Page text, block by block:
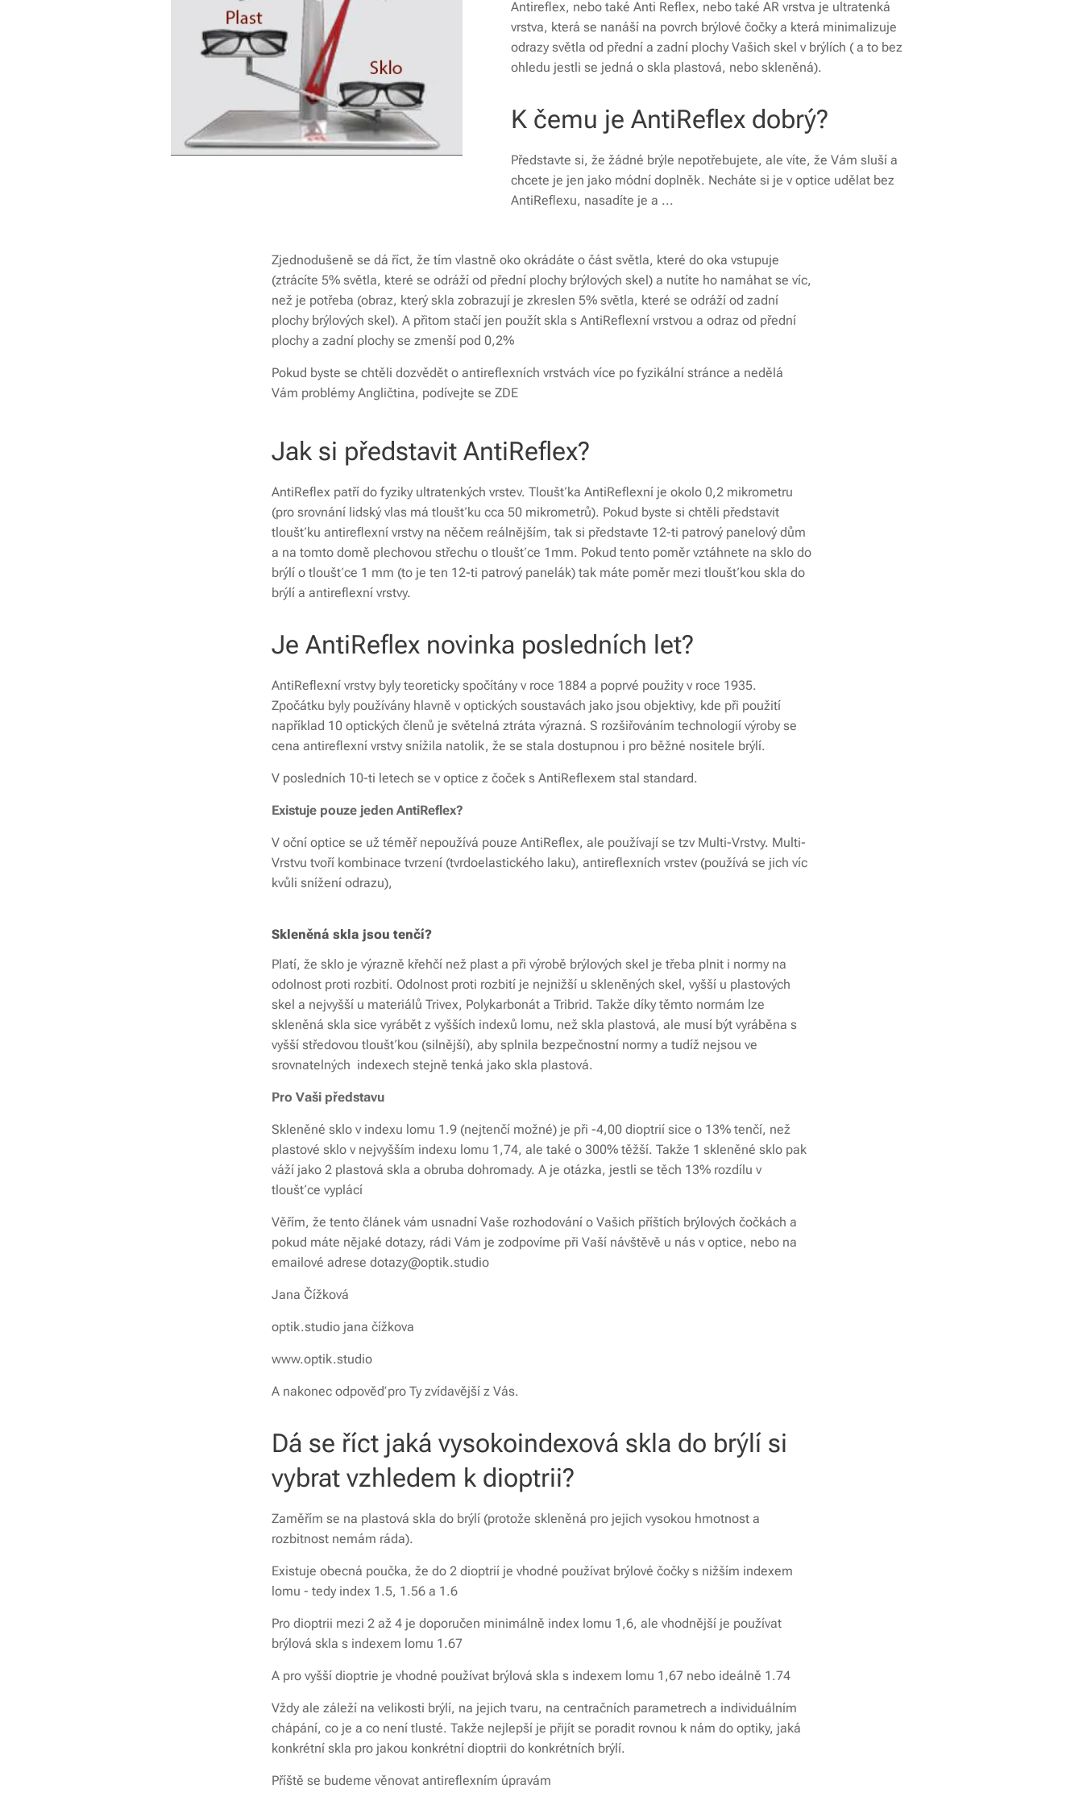
Antireflex, nebo také Anti Reflex, nebo také AR vrstva je ultratenká
vrstva, která se nanáší na povrch brýlové čočky a která minimalizuje
odrazy světla od přední a zadní plochy Vašich skel v brýlích ( a to bez
ohledu jestli se jedná o skla plastová, nebo skleněná).
K čemu je AntiReflex dobrý?
Představte si, že žádné brýle nepotřebujete, ale víte, že Vám sluší a
chcete je jen jako módní doplněk. Necháte si je v optice udělat bez
AntiReflexu, nasadíte je a ...
Zjednodušeně se dá říct, že tím vlastně oko okrádáte o část světla, které do oka vstupuje
(ztrácíte 5% světla, které se odráží od přední plochy brýlových skel) a nutíte ho namáhat se víc,
než je potřeba (obraz, který skla zobrazují je zkreslen 5% světla, které se odráží od zadní
plochy brýlových skel). A přitom stačí jen použít skla s AntiReflexní vrstvou a odraz od přední
plochy a zadní plochy se zmenší pod 0,2%
Pokud byste se chtěli dozvědět o antireflexních vrstvách více po fyzikální stránce a nedělá
Vám problémy Angličtina, podívejte se ZDE
Jak si představit AntiReflex?
AntiReflex patří do fyziky ultratenkých vrstev. Tloušťka AntiReflexní je okolo 0,2 mikrometru
(pro srovnání lidský vlas má tloušťku cca 50 mikrometrů). Pokud byste si chtěli představit
tloušťku antireflexní vrstvy na něčem reálnějším, tak si představte 12-ti patrový panelový dům
a na tomto domě plechovou střechu o tloušťce 1mm. Pokud tento poměr vztáhnete na sklo do
brýlí o tloušťce 1 mm (to je ten 12-ti patrový panelák) tak máte poměr mezi tloušťkou skla do
brýlí a antireflexní vrstvy.
Je AntiReflex novinka posledních let?
AntiReflexní vrstvy byly teoreticky spočítány v roce 1884 a poprvé použity v roce 1935.
Zpočátku byly používány hlavně v optických soustavách jako jsou objektivy, kde při použití
například 10 optických členů je světelná ztráta výrazná. S rozšiřováním technologií výroby se
cena antireflexní vrstvy snížila natolik, že se stala dostupnou i pro běžné nositele brýlí.
V posledních 10-ti letech se v optice z čoček s AntiReflexem stal standard.
Existuje pouze jeden AntiReflex?
V oční optice se už téměř nepoužívá pouze AntiReflex, ale používají se tzv Multi-Vrstvy. Multi-
Vrstvu tvoří kombinace tvrzení (tvrdoelastického laku), antireflexních vrstev (používá se jich víc
kvůli snížení odrazu),
Skleněná skla jsou tenčí?
Platí, že sklo je výrazně křehčí než plast a při výrobě brýlových skel je třeba plnit i normy na
odolnost proti rozbití. Odolnost proti rozbití je nejnižší u skleněných skel, vyšší u plastových
skel a nejvyšší u materiálů Trivex, Polykarbonát a Tribrid. Takže díky těmto normám lze
skleněná skla sice vyrábět z vyšších indexů lomu, než skla plastová, ale musí být vyráběna s
vyšší středovou tloušťkou (silnější), aby splnila bezpečnostní normy a tudíž nejsou ve
srovnatelných indexech stejně tenká jako skla plastová.
Pro Vaši představu
Skleněné sklo v indexu lomu 1.9 (nejtenčí možné) je při -4,00 dioptrií sice o 13% tenčí, než
plastové sklo v nejvyšším indexu lomu 1,74, ale také o 300% těžší. Takže 1 skleněné sklo pak
váží jako 2 plastová skla a obruba dohromady. A je otázka, jestli se těch 13% rozdílu v
tloušťce vyplácí
Věřím, že tento článek vám usnadní Vaše rozhodování o Vašich příštích brýlových čočkách a
pokud máte nějaké dotazy, rádi Vám je zodpovíme při Vaší návštěvě u nás v optice, nebo na
emailové adrese dotazy@optik.studio
Jana Čížková
optik.studio jana čížkova
www.optik.studio
A nakonec odpověď pro Ty zvídavější z Vás.
Dá se říct jaká vysokoindexová skla do brýlí si
vybrat vzhledem k dioptrii?
Zaměřím se na plastová skla do brýlí (protože skleněná pro jejich vysokou hmotnost a
rozbitnost nemám ráda).
Existuje obecná poučka, že do 2 dioptrií je vhodné používat brýlové čočky s nižším indexem
lomu - tedy index 1.5, 1.56 a 1.6
Pro dioptrii mezi 2 až 4 je doporučen minimálně index lomu 1,6, ale vhodnější je používat
brýlová skla s indexem lomu 1.67
A pro vyšší dioptrie je vhodné používat brýlová skla s indexem lomu 1,67 nebo ideálně 1.74
Vždy ale záleží na velikosti brýlí, na jejich tvaru, na centračních parametrech a individuálním
chápání, co je a co není tlusté. Takže nejlepší je přijít se poradit rovnou k nám do optiky, jaká
konkrétní skla pro jakou konkrétní dioptrii do konkrétních brýlí.
Příště se budeme věnovat antireflexním úpravám